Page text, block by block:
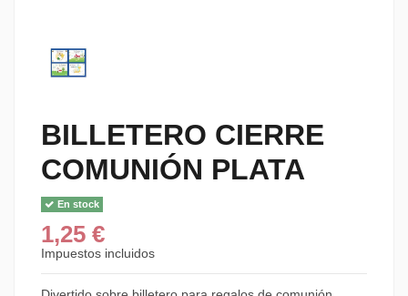
BILLETERO CIERRE
COMUNIÓN PLATA
En stock
1,25 €
Impuestos incluidos